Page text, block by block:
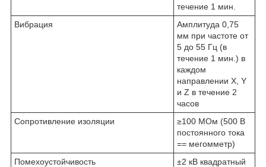
течение 1 мин.
Вибрация
Амплитуда 0,75
мм при частоте от
5 до 55 Гц (в
течение 1 мин.) в
каждом
направлении X, Y
и Z в течение 2
часов
Сопротивление изоляции
≥100 МОм (500 В
постоянного тока
== мегомметр)
Помехоустойчивость
±2 кВ квадратный